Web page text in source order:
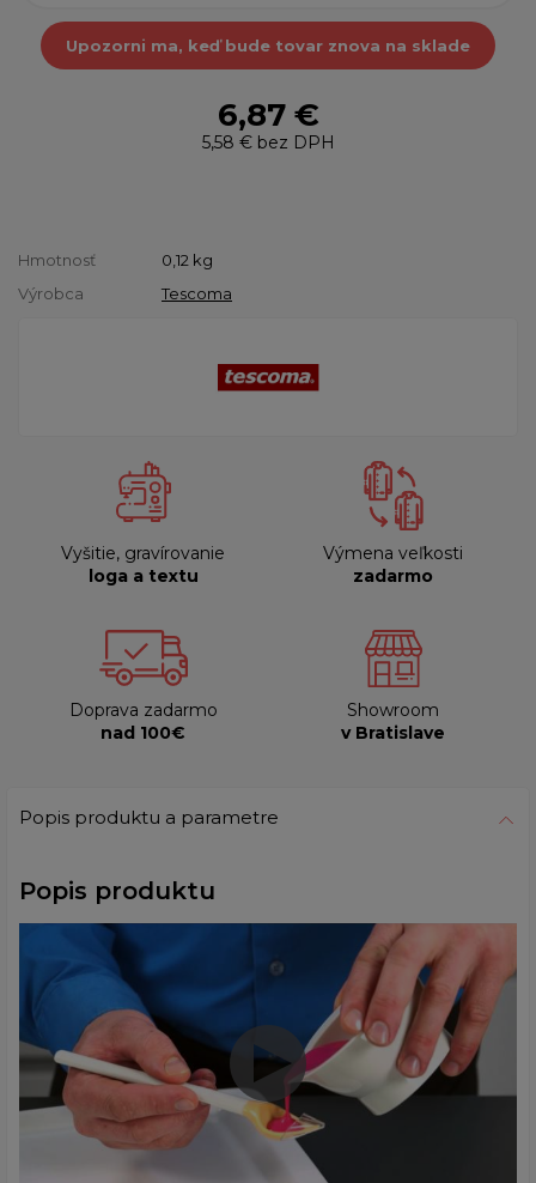
Upozorni ma, keď bude tovar znova na sklade
6,87 €
5,58 €bez DPH
Hmotnosť 0,12 kg
Výrobca
Tescoma
Vyšitie, gravírovanie
loga a textu
Výmena veľkosti
zadarmo
Doprava zadarmo
nad 100€
Showroom
v Bratislave
Popis produktu a parametre
Popis produktu